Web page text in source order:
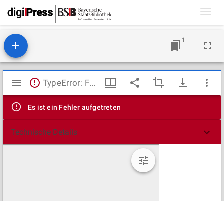
1
Mirador
Viewer
TypeError: Failed to fetch
Es ist ein Fehler aufgetreten
Technische Details